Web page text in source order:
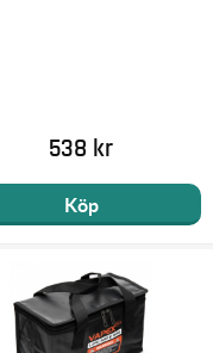
538 kr
Köp